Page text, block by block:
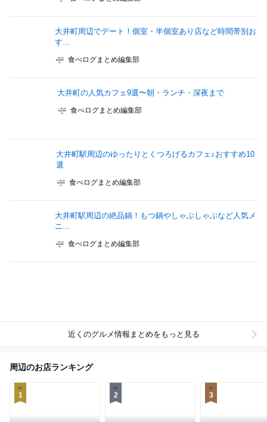
大井町周辺でデート！個室・半個室あり店など時間帯別お
す...
食べログまとめ編集部
大井町の人気カフェ9選〜朝・ランチ・深夜まで
食べログまとめ編集部
大井町駅周辺のゆったりとくつろげるカフェ♪おすすめ10
選
食べログまとめ編集部
大井町駅周辺の絶品鍋！もつ鍋やしゃぶしゃぶなど人気メ
ニ...
食べログまとめ編集部
近くのグルメ情報まとめをもっと見る
周辺のお店ランキング
1 2 3